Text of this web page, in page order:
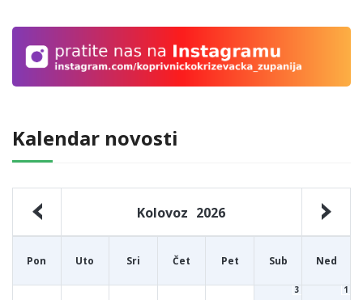
Kalendar novosti
Kolovoz 2026
Pon Uto Sri Čet Pet Sub Ned
3 1